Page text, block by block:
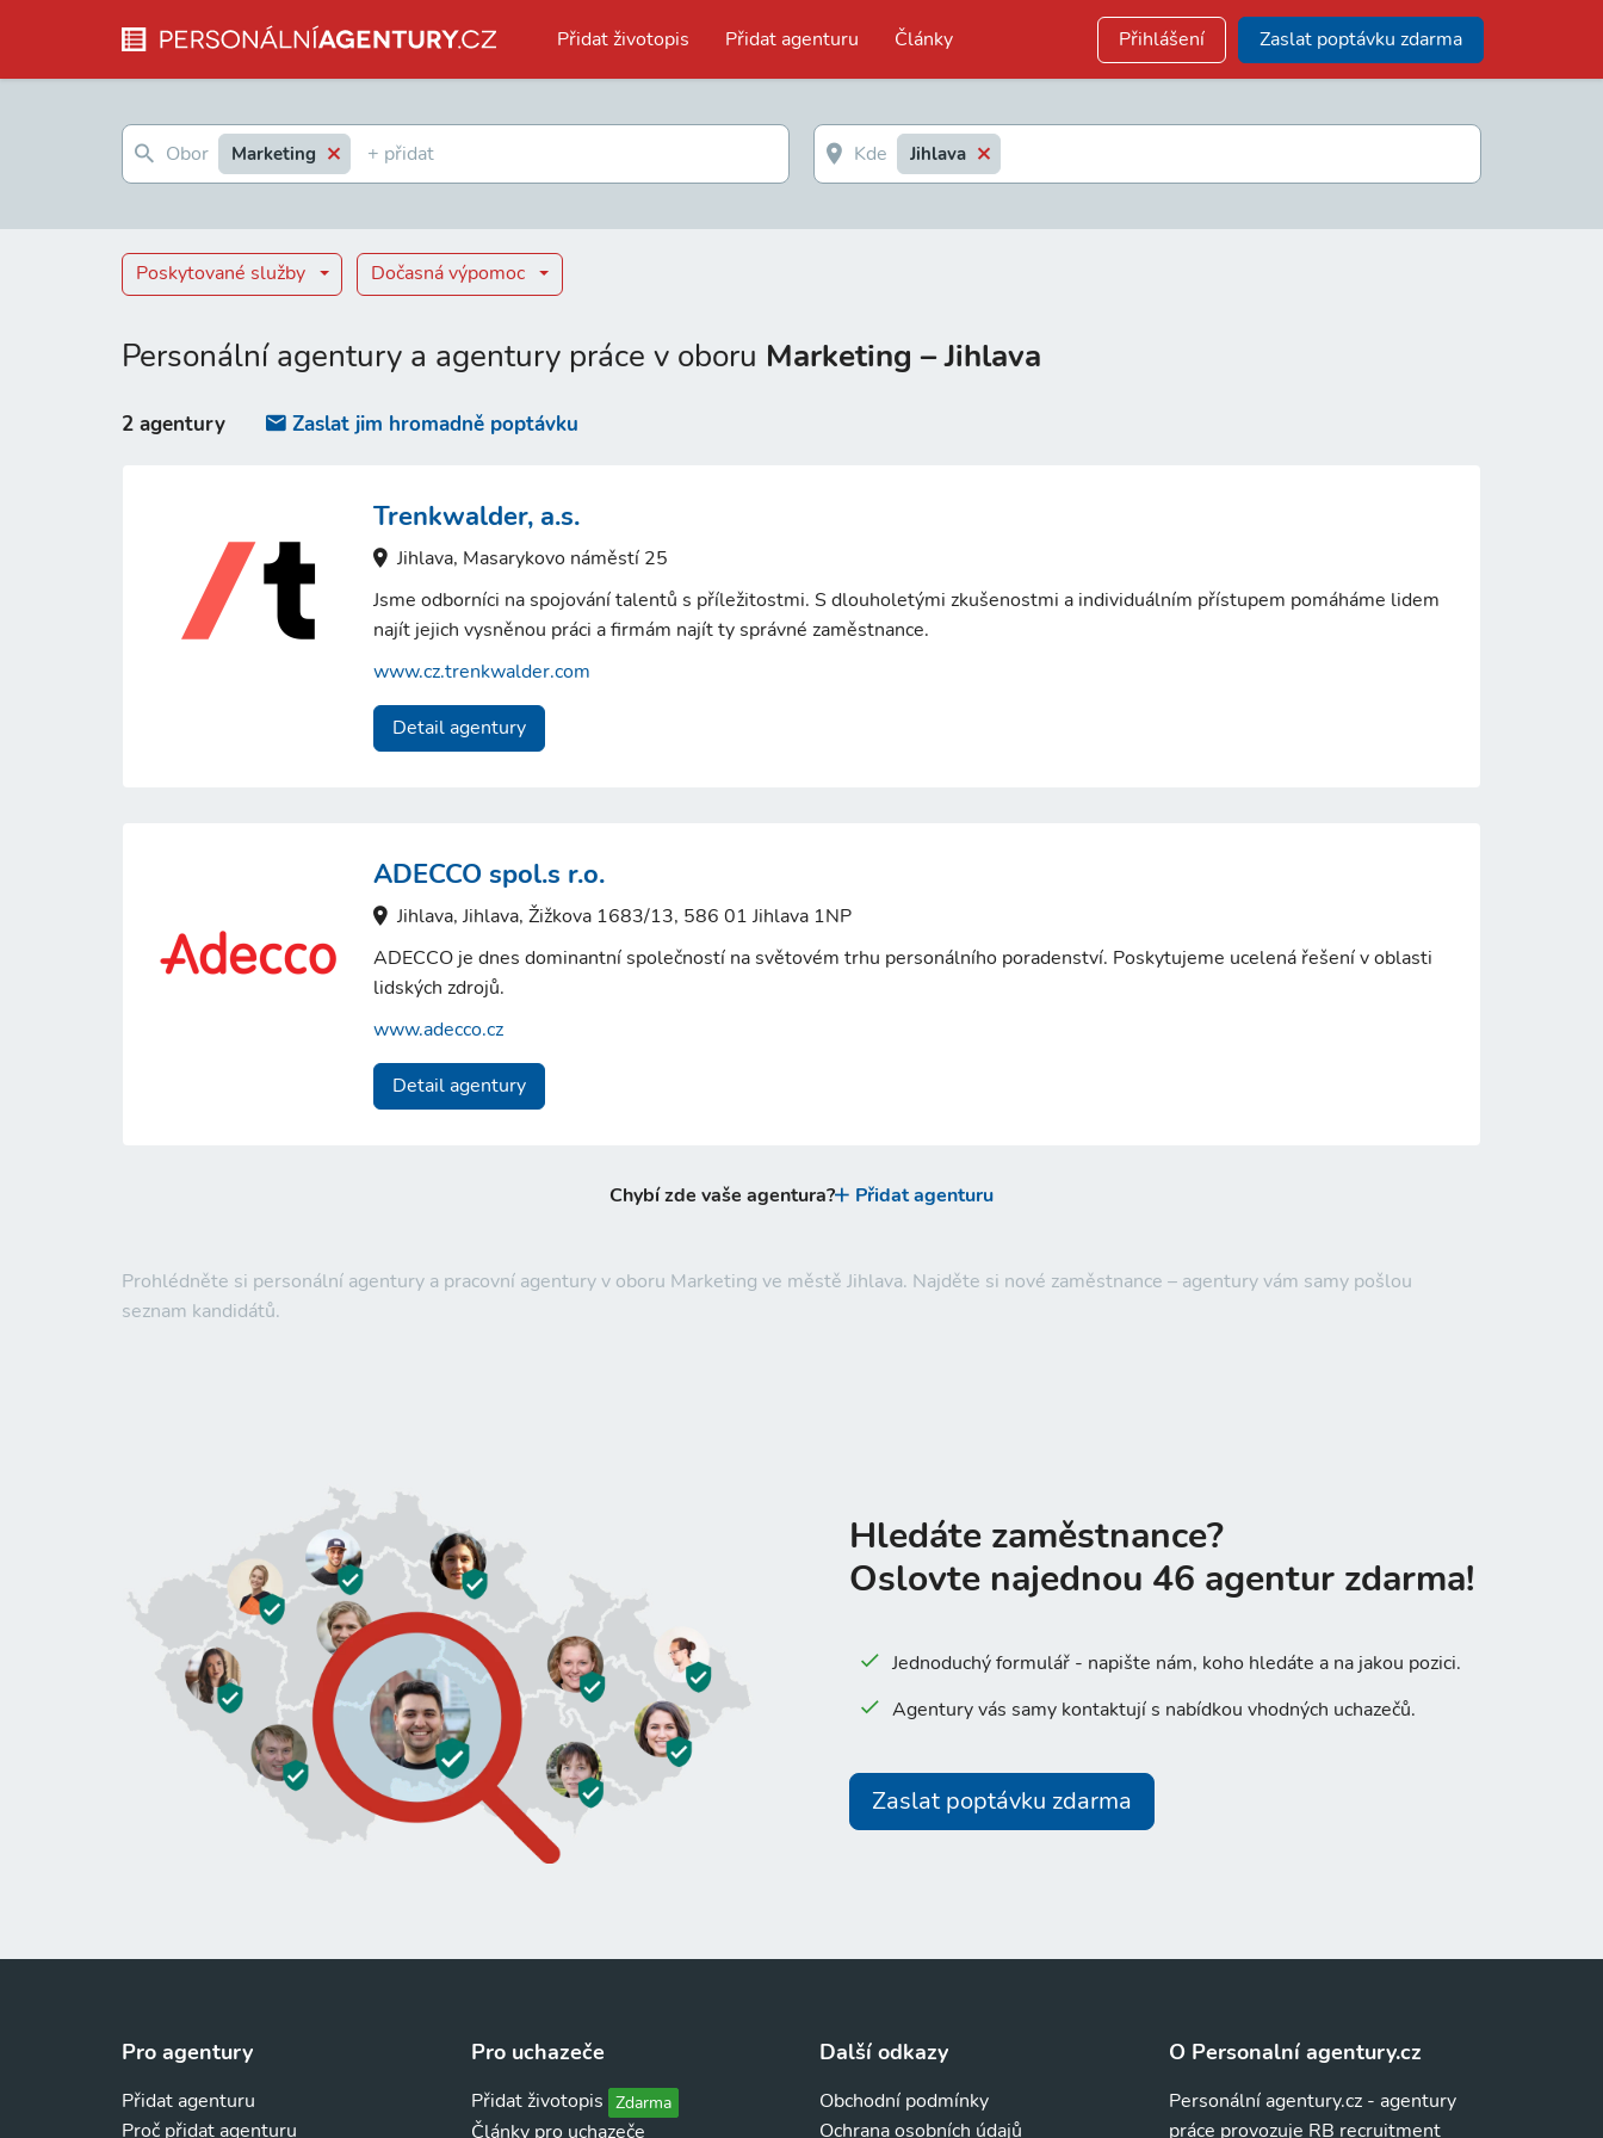
Přidat životopis Přidat agenturu Články Přihlášení Zaslat poptávku zdarma
Marketing Jihlava
Poskytované služby Dočasná výpomoc
Personální agentury a agentury práce v oboru Marketing – Jihlava
Prohlédněte si personální agentury a pracovní agentury v oboru Marketing ve městě Jihlava. Najděte si nové zaměstnance – agentury vám samy pošlou
seznam kandidátů.
2 agentury Zaslat jim hromadně poptávku
Trenkwalder, a.s.
Jihlava, Masarykovo náměstí 25
Jsme odborníci na spojování talentů s příležitostmi. S dlouholetými zkušenostmi a individuálním přístupem pomáháme lidem
najít jejich vysněnou práci a firmám najít ty správné zaměstnance.
www.cz.trenkwalder.com
Detail agentury
ADECCO spol.s r.o.
Jihlava, Jihlava, Žižkova 1683/13, 586 01 Jihlava 1NP
ADECCO je dnes dominantní společností na světovém trhu personálního poradenství. Poskytujeme ucelená řešení v oblasti
lidských zdrojů.
www.adecco.cz
Detail agentury
Chybí zde vaše agentura? Přidat agenturu
Hledáte zaměstnance?
Oslovte najednou 46 agentur zdarma!
Jednoduchý formulář - napište nám, koho hledáte a na jakou pozici.
Agentury vás samy kontaktují s nabídkou vhodných uchazečů.
Zaslat poptávku zdarma
Pro agentury
Přidat agenturu
Proč přidat agenturu
Pro uchazeče
Přidat životopis Zdarma
Články pro uchazeče
Další odkazy
Obchodní podmínky
Ochrana osobních údajů
O Personalní agentury.cz
Personální agentury.cz - agentury
práce provozuje RB recruitment